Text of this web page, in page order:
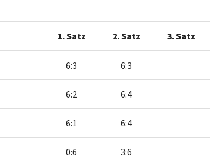
1. Satz 2. Satz 3. Satz
6:3 6:3
6:2 6:4
6:1 6:4
0:6 3:6